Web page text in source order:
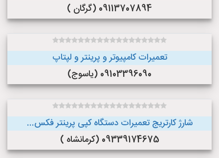
09113707894 (گرگان )
تعمیرات کامپیوتر و پرینتر و لپتاپ
09103396090 (یاسوج)
شارژ کارتریج تعمیرات دستگاه کپی پرینتر فکس...
09339174675 (کرمانشاه )